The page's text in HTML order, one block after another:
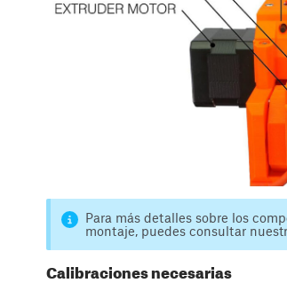
Para más detalles sobre los
montaje, puedes consultar
Calibraciones necesarias